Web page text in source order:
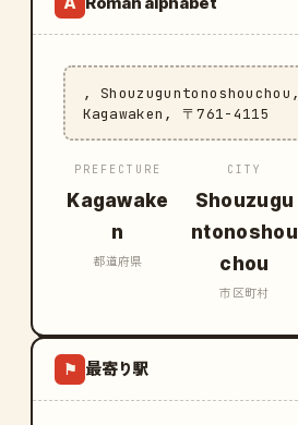
, Shouzuguntonoshouchou,
Kagawaken, 〒761-4115
PREFECTURE
Kagawake
n
都道府県
CITY
Shouzugu
ntonoshou
chou
市区町村
⚑ 最寄り駅